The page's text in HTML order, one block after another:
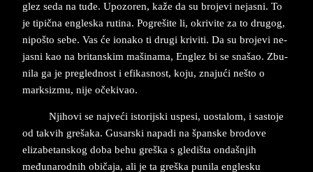
glez seda na tuđe. Upo­zo­ren, kaže da su bro­je­vi ne­ja­sni. To
je ti­pič­na en­gle­ska ru­ti­na. Po­gre­ši­te li, okri­vi­te za to dru­gog,
ni­poš­to sebe. Vas će io­na­ko ti dru­gi kri­vi­ti. Da su bro­je­vi ne­
ja­sni ka­o­ na bri­tan­skim ma­ši­na­ma, En­glez bi­ se sna­šao. Zbu­
ni­la ­ga ­je­ pre­glednost i efi­ka­snost, koju, zna­jući neš­to o
mark­si­zmu, nije očeki­vao.
Nji­ho­vi se naj­veći isto­rij­ski uspe­si, uo­sta­lom, i sa­sto­je
od ta­kvih grešaka. Gusarski napadi na španske brodove
elizabetanskog doba behu greška s gle­dišta on­da­šnjih
međuna­rod­nih običaja, ali je ta greška pu­ni­la en­gle­sku